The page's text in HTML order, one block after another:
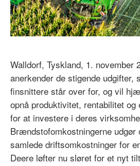
Walldorf, Tyskland, 1. november
anerkender de stigende udgifter,
finsnittere står over for, og vil
opnå produktivitet, rentabilitet
for at investere i deres
Brændstofomkostningerne udgør
samlede driftsomkostninger for
Deere løfter nu sløret for et nyt